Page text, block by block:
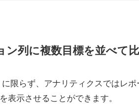
ン列に複数目標を並べて
に限らず、アナリティクスではレ
表示させることができます。